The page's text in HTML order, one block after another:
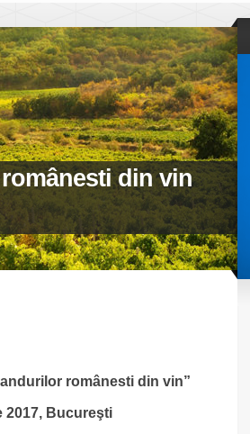
din vin
românesti din vin”
2017, Bucureşti